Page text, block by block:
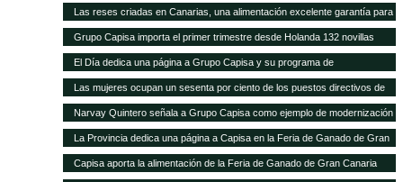
Las reses criadas en Canarias, una alimentación excelente garantía para
el consumidor local
Grupo Capisa importa el primer trimestre desde Holanda 132 novillas
frisonas de alta productividad
El Día dedica una página a Grupo Capisa y su programa de
Responsabilidad Social
Las mujeres ocupan un sesenta por ciento de los puestos directivos de
Grupo Capisa
Narvay Quintero señala a Grupo Capisa como ejemplo de modernización
e innovación en el Sector
La Provincia dedica una página a Capisa en la Feria de Ganado de Gran
Canaria
Capisa aporta la alimentación de la Feria de Ganado de Gran Canaria